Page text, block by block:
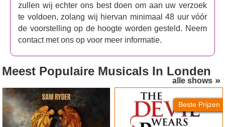
bewegingen door Jenny Ogilvie en de casting door Stuart
Burt CDG.The Fifth Stepis geproduceerd door Neal
Street Productions, Playful Productions en het National
Theatre of Scotland in samenwerking met Nica Burns.
The Fifth Stepis een grappig, onwrikbaar en eerlijk
drama over verslaving, mannelijkheid en geloof. De film
is vanaf het voorjaar van 2025 in beperkte oplage te zien
in het West End.
zullen wij echter ons best doen om aan uw verzoek
te voldoen, zolang wij hiervan minimaal 48 uur vóór
de voorstelling op de hoogte worden gesteld. Neem
contact met ons op voor meer informatie.
alle shows
Meest Populaire Musicals In Londen
Jesus Christ Superstar
(London Palladium)
Beste Prijzen
The Devil Wears Prada